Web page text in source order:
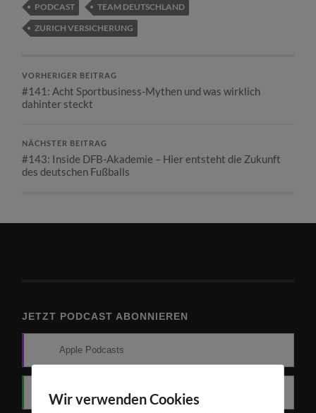
PODCAST
TEAM DEUTSCHLAND
ZURICH VERSICHERUNG
VORHERIGER BEITRAG
#141: Acht Sportbusiness-Mythen und was wirklich
dahinter steckt
NÄCHSTER BEITRAG
#143: Inside DFB-Akademie – Hier entsteht die Zukunft
des deutschen Fußballs
JETZT PODCAST ABONNIEREN
Apple Podcasts
Spotify
Wir verwenden Cookies